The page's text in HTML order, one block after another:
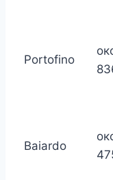
Portofino
Baiardo